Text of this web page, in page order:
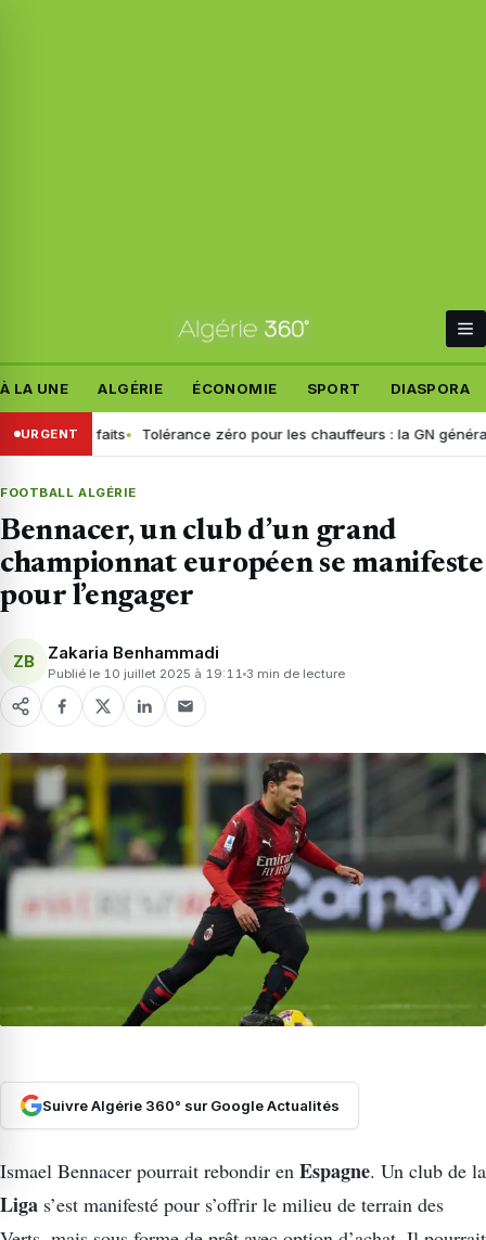
À LA UNE ALGÉRIE ÉCONOMIE SPORT DIASPORA
URGENT
les faits Tolérance zéro pour les chauffeurs : la GN généralise le
FOOTBALL ALGÉRIE
Bennacer, un club d’un grand
championnat européen se manifeste
pour l’engager
ZB Zakaria Benhammadi
Publié le 10 juillet 2025 à 19:11 3 min de lecture
Suivre Algérie 360° sur Google Actualités
Ismael Bennacer pourrait rebondir en Espagne. Un club de la
Liga s’est manifesté pour s’offrir le milieu de terrain des